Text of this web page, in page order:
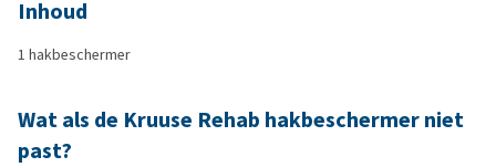
Inhoud
1 hakbeschermer
Wat als de Kruuse Rehab hakbeschermer niet
past?